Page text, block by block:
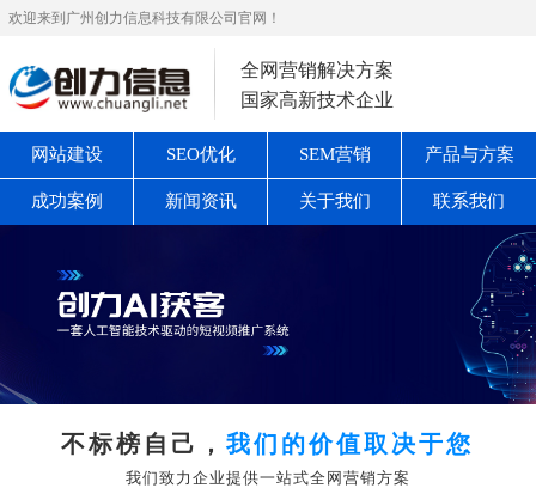
欢迎来到广州创力信息科技有限公司官网！
全网营销解决方案
国家高新技术企业
网站建设 SEO优化 SEM营销 产品与方案
成功案例 新闻资讯 关于我们 联系我们
不标榜自己，我们的价值取决于您
我们致力企业提供一站式全网营销方案